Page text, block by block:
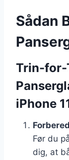
Sådan
Trin-for-
iPhone
Før du
dig, at